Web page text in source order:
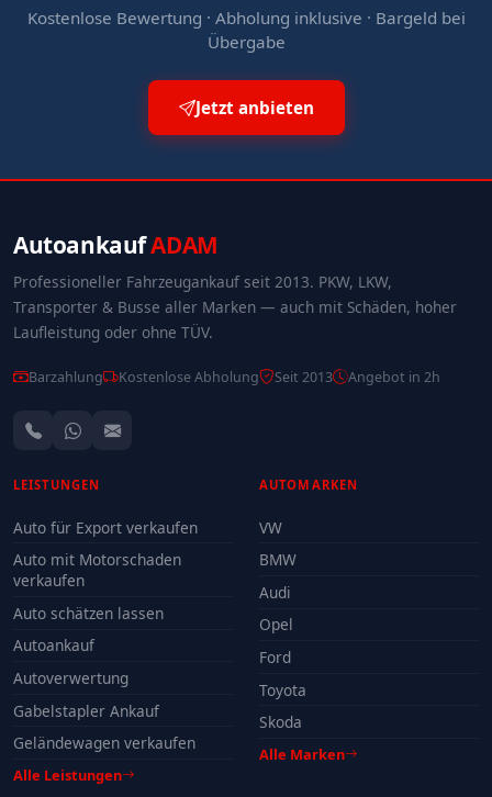
Kostenlose Bewertung · Abholung inklusive · Bargeld bei
Übergabe
Jetzt anbieten
AutoankaufADAM
Professioneller Fahrzeugankauf seit 2013. PKW, LKW,
Transporter & Busse aller Marken — auch mit Schäden, hoher
Laufleistung oder ohne TÜV.
Barzahlung Kostenlose Abholung Seit 2013 Angebot in 2h
LEISTUNGEN
Auto für Export verkaufen
Auto mit Motorschaden
verkaufen
Auto schätzen lassen
Autoankauf
Autoverwertung
Gabelstapler Ankauf
Geländewagen verkaufen
Alle Leistungen
AUTOMARKEN
VW
BMW
Audi
Opel
Ford
Toyota
Skoda
Alle Marken